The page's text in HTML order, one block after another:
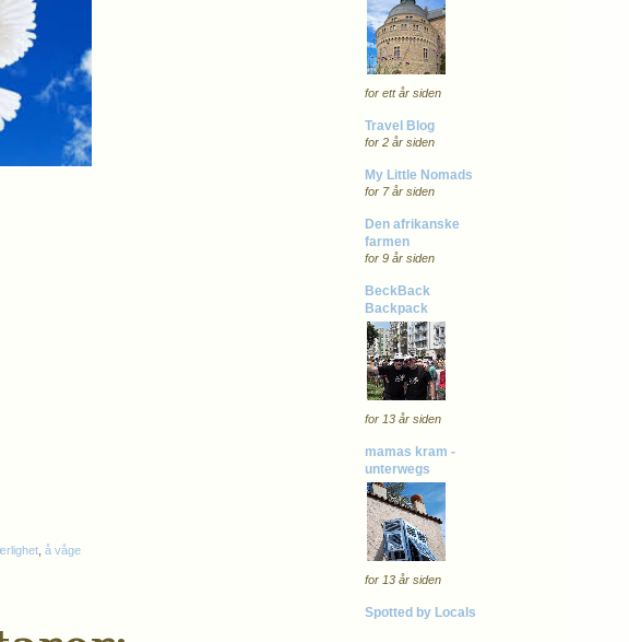
å våge
for ett år siden
Travel Blog
for 2 år siden
My Little Nomads
for 7 år siden
Den afrikanske
farmen
for 9 år siden
BeckBack
Backpack
for 13 år siden
mamas kram -
unterwegs
for 13 år siden
Spotted by Locals